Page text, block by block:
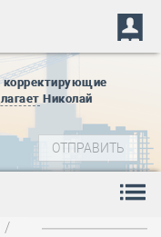
корректирующие
Николай
/